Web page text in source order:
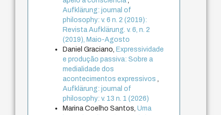
Aufklärung: journal of
philosophy: v. 6 n. 2 (2019):
Revista Aufklärung. v. 6, n. 2
(2019), Maio-Agosto
Daniel Graciano, Expressividade
e produção passiva: Sobre a
medialidade dos
acontecimentos expressivos,
Aufklärung: journal of
philosophy: v. 13 n. 1 (2026)
Marina Coelho Santos,Uma